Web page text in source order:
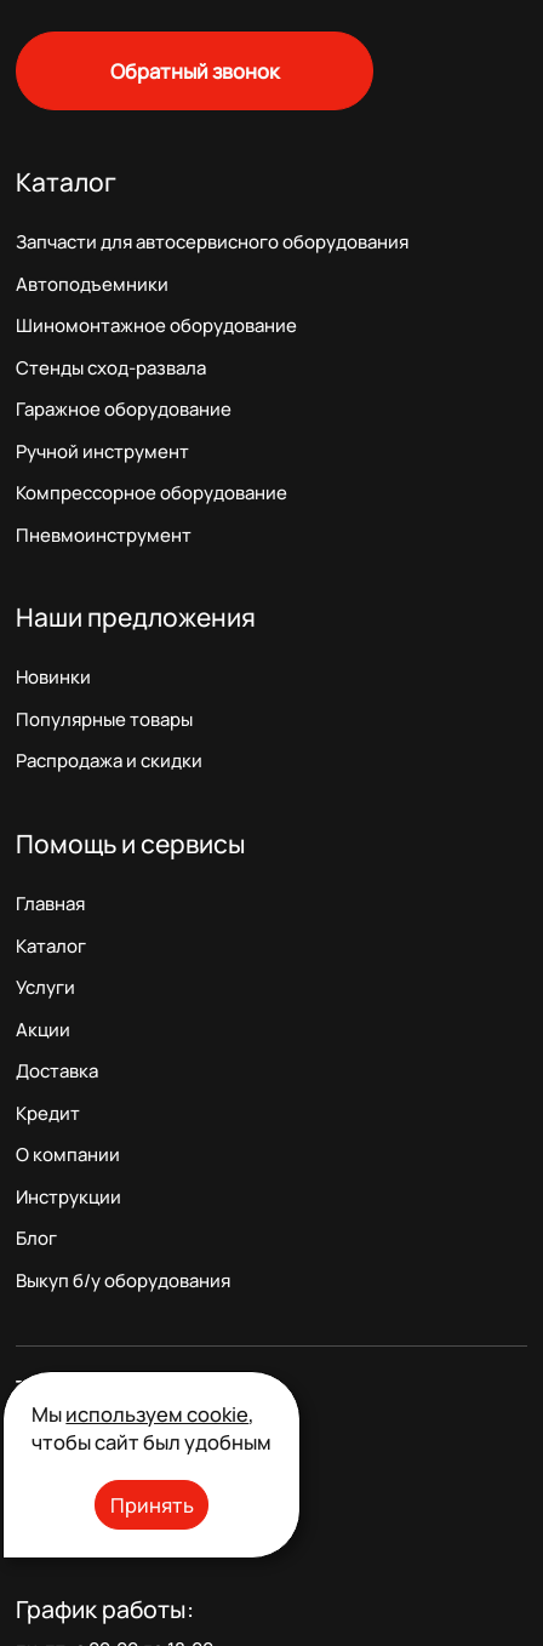
Обратный звонок
Каталог
Запчасти для автосервисного оборудования
Автоподъемники
Шиномонтажное оборудование
Стенды сход-развала
Гаражное оборудование
Ручной инструмент
Компрессорное оборудование
Пневмоинструмент
Наши предложения
Новинки
Популярные товары
Распродажа и скидки
Помощь и сервисы
Главная
Каталог
Услуги
Акции
Доставка
Кредит
О компании
Инструкции
Блог
Выкуп б/у оборудования
Телефон:
+7 (967) 133-07-57
+7 (999) 766-84-54
График работы:
Мыиспользуем cookie,
чтобы сайт был удобным
Принять